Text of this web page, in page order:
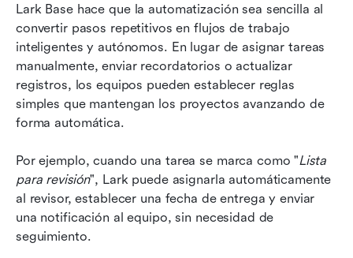
Lark Base hace que la automatización sea sencilla al
convertir pasos repetitivos en flujos de trabajo
inteligentes y autónomos. En lugar de asignar tareas
manualmente, enviar recordatorios o actualizar
registros, los equipos pueden establecer reglas
simples que mantengan los proyectos avanzando de
forma automática.
Por ejemplo, cuando una tarea se marca como "Lista
para revisión", Lark puede asignarla automáticamente
al revisor, establecer una fecha de entrega y enviar
una notificación al equipo, sin necesidad de
seguimiento.